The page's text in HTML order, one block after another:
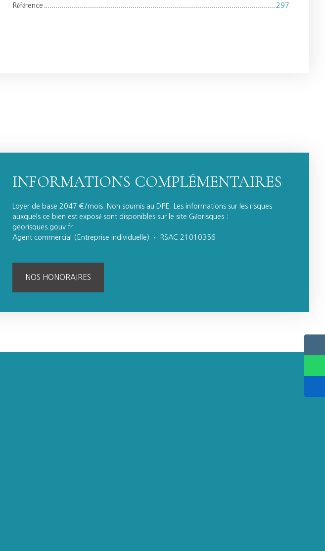
Référence 297
INFORMATIONS COMPLÉMENTAIRES
Loyer de base 2047 €/mois. Non soumis au DPE. Les informations sur les risques
auxquels ce bien est exposé sont disponibles sur le site Géorisques :
georisques.gouv.fr.
Agent commercial (Entreprise individuelle) • RSAC 21010356
NOS HONORAIRES